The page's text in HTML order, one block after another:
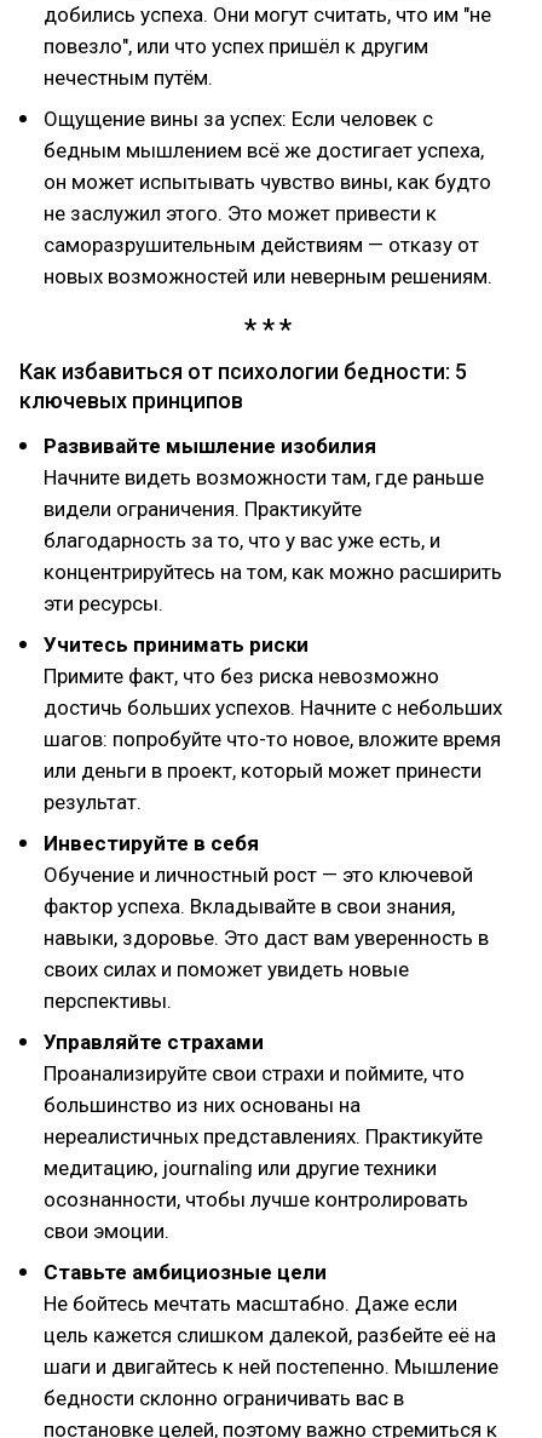
добились успеха. Они могут считать, что им "не
повезло", или что успех пришёл к другим
нечестным путём.
Ощущение вины за успех: Если человек с
бедным мышлением всё же достигает успеха,
он может испытывать чувство вины, как будто
не заслужил этого. Это может привести к
саморазрушительным действиям — отказу от
новых возможностей или неверным решениям.
Как избавиться от психологии бедности: 5
ключевых принципов
Развивайте мышление изобилия
Начните видеть возможности там, где раньше
видели ограничения. Практикуйте
благодарность за то, что у вас уже есть, и
концентрируйтесь на том, как можно расширить
эти ресурсы.
Учитесь принимать риски
Примите факт, что без риска невозможно
достичь больших успехов. Начните с небольших
шагов: попробуйте что-то новое, вложите время
или деньги в проект, который может принести
результат.
Инвестируйте в себя
Обучение и личностный рост — это ключевой
фактор успеха. Вкладывайте в свои знания,
навыки, здоровье. Это даст вам уверенность в
своих силах и поможет увидеть новые
перспективы.
Управляйте страхами
Проанализируйте свои страхи и поймите, что
большинство из них основаны на
нереалистичных представлениях. Практикуйте
медитацию, journaling или другие техники
осознанности, чтобы лучше контролировать
свои эмоции.
Ставьте амбициозные цели
Не бойтесь мечтать масштабно. Даже если
цель кажется слишком далекой, разбейте её на
шаги и двигайтесь к ней постепенно. Мышление
бедности склонно ограничивать вас в
постановке целей, поэтому важно стремиться к